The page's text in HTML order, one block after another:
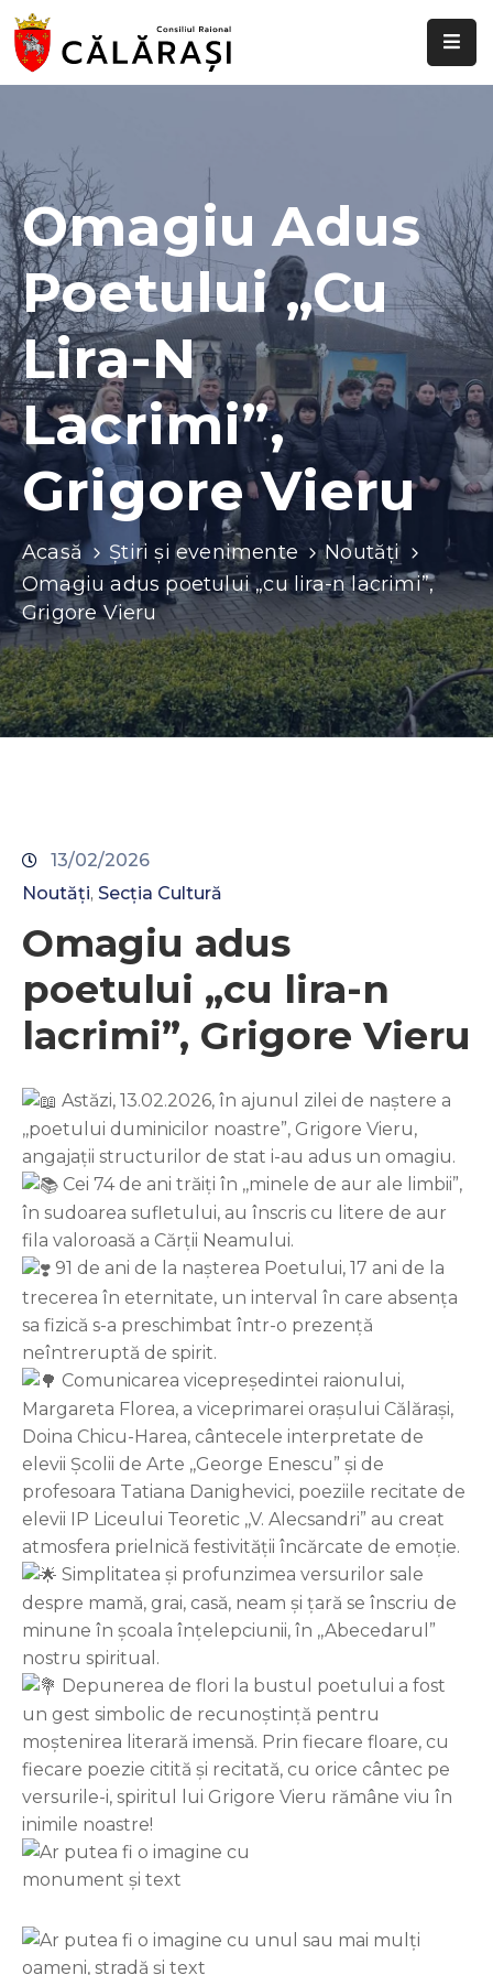
Știri
și
evenimente
Transparență
decizională
Comisii
raionale
Funcții
vacante
Contacte
Omagiu Adus
Poetului „cu
Lira-N
Lacrimi”,
Grigore Vieru
Acasă Știri și evenimente
Noutăți
Omagiu adus poetului „cu lira-n lacrimi”,
Grigore Vieru
13/02/2026
Noutăți‚ Secția Cultură
Omagiu adus
poetului „cu lira-n
lacrimi”, Grigore Vieru
Astăzi, 13.02.2026, în ajunul zilei de naștere a
,,poetului duminicilor noastre”, Grigore Vieru,
angajații structurilor de stat i-au adus un omagiu.
Cei 74 de ani trăiți în ,,minele de aur ale limbii”,
în sudoarea sufletului, au înscris cu litere de aur
fila valoroasă a Cărții Neamului.
91 de ani de la nașterea Poetului, 17 ani de la
trecerea în eternitate, un interval în care absența
sa fizică s-a preschimbat într-o prezență
neîntreruptă de spirit.
Comunicarea vicepreședintei raionului,
Margareta Florea, a viceprimarei orașului Călărași,
Doina Chicu-Harea, cântecele interpretate de
elevii Școlii de Arte ,,George Enescu” și de
profesoara Tatiana Danighevici, poeziile recitate de
elevii IP Liceului Teoretic ,,V. Alecsandri” au creat
atmosfera prielnică festivității încărcate de emoție.
Simplitatea și profunzimea versurilor sale
despre mamă, grai, casă, neam și țară se înscriu de
minune în școala înțelepciunii, în ,,Abecedarul”
nostru spiritual.
Depunerea de flori la bustul poetului a fost
un gest simbolic de recunoștință pentru
moștenirea literară imensă. Prin fiecare floare, cu
fiecare poezie citită și recitată, cu orice cântec pe
versurile-i, spiritul lui Grigore Vieru rămâne viu în
inimile noastre!